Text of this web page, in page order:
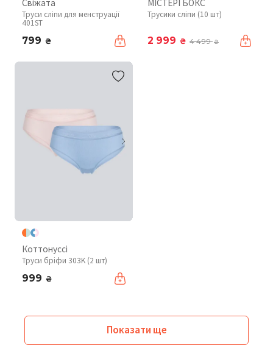
Свіжата
Труси сліпи для менструації
401ST
799 ₴
МІСТЕРІ БОКС
Трусики сліпи (10 шт)
2 999 ₴ 4 499₴
Коттонуссі
Труси бріфи 303K (2 шт)
999 ₴
Показати ще